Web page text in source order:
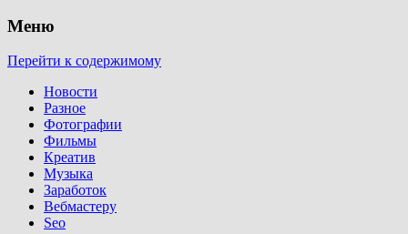
Меню
Перейти к содержимому
Новости
Разное
Фотографии
Фильмы
Креатив
Музыка
Заработок
Вебмастеру
Seo